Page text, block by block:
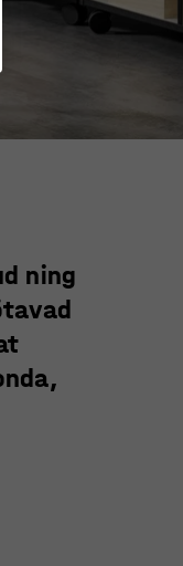
ning